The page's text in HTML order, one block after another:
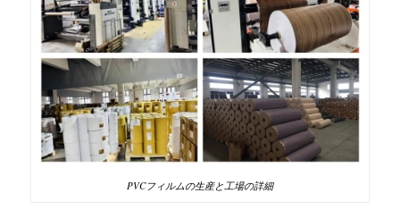
PVCフィルムの生産と工場の詳細